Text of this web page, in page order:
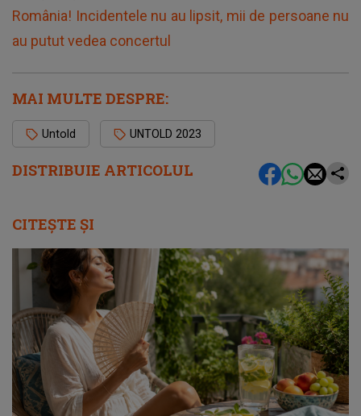
DISTRIBUIE ARTICOLUL
România! Incidentele nu au lipsit, mii de persoane nu
au putut vedea concertul
MAI MULTE DESPRE:
Untold UNTOLD 2023
CITEȘTE ȘI